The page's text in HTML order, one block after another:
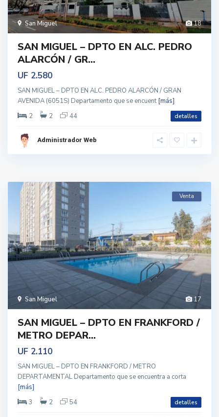
18
San Miguel
SAN MIGUEL – DPTO EN ALC. PEDRO
ALARCÓN / GR...
UF 2.580
SAN MIGUEL – DPTO EN ALC. PEDRO ALARCÓN / GRAN
AVENIDA (6051S) Departamento que se encuent [más]
2
2 44 detalles
Administrador Web
17
San Miguel
Venta
SAN MIGUEL – DPTO EN FRANKFORD /
METRO DEPAR...
UF 2.110
SAN MIGUEL – DPTO EN FRANKFORD / METRO
DEPARTAMENTAL Departamento que se encuentra a corta
[más]
3
2 54 detalles